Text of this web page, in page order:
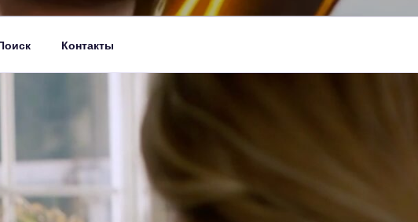
Контакты